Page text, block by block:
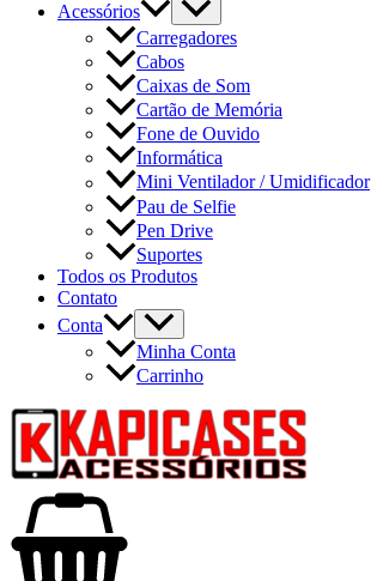
Acessórios
Carregadores
Cabos
Caixas de Som
Cartão de Memória
Fone de Ouvido
Informática
Mini Ventilador / Umidificador
Pau de Selfie
Pen Drive
Suportes
Todos os Produtos
Contato
Conta
Minha Conta
Carrinho